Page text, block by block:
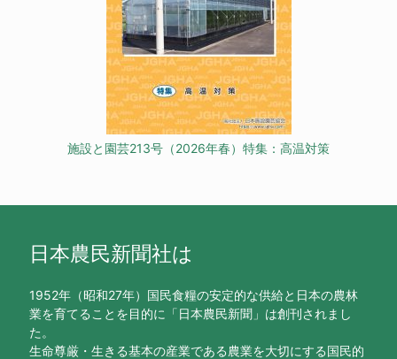
施設と園芸213号（2026年春）特集：高温対策
日本農民新聞社は
1952年（昭和27年）国民食糧の安定的な供給と日本の農林
業を育てることを目的に「日本農民新聞」は創刊されまし
た。
生命尊厳・生きる基本の産業である農業を大切にする国民的